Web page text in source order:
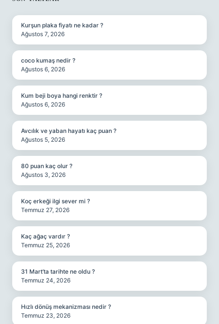
SIDEBAR
Kurşun plaka fiyatı ne kadar ?
Ağustos 7, 2026
coco kumaş nedir ?
Ağustos 6, 2026
Kum beji boya hangi renktir ?
Ağustos 6, 2026
Avcılık ve yaban hayatı kaç puan ?
Ağustos 5, 2026
80 puan kaç olur ?
Ağustos 3, 2026
Koç erkeği ilgi sever mi ?
Temmuz 27, 2026
Kaç ağaç vardır ?
Temmuz 25, 2026
31 Mart’ta tarihte ne oldu ?
Temmuz 24, 2026
Hızlı dönüş mekanizması nedir ?
Temmuz 23, 2026